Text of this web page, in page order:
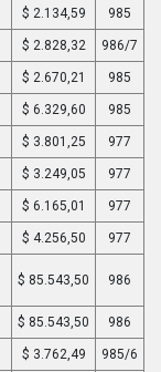
$ 2.134,59 985
$ 2.828,32 986/7
$ 2.670,21 985
$ 6.329,60 985
$ 3.801,25 977
$ 3.249,05 977
$ 6.165,01 977
$ 4.256,50 977
$ 85.543,50 986
$ 85.543,50 986
$ 3.762,49 985/6